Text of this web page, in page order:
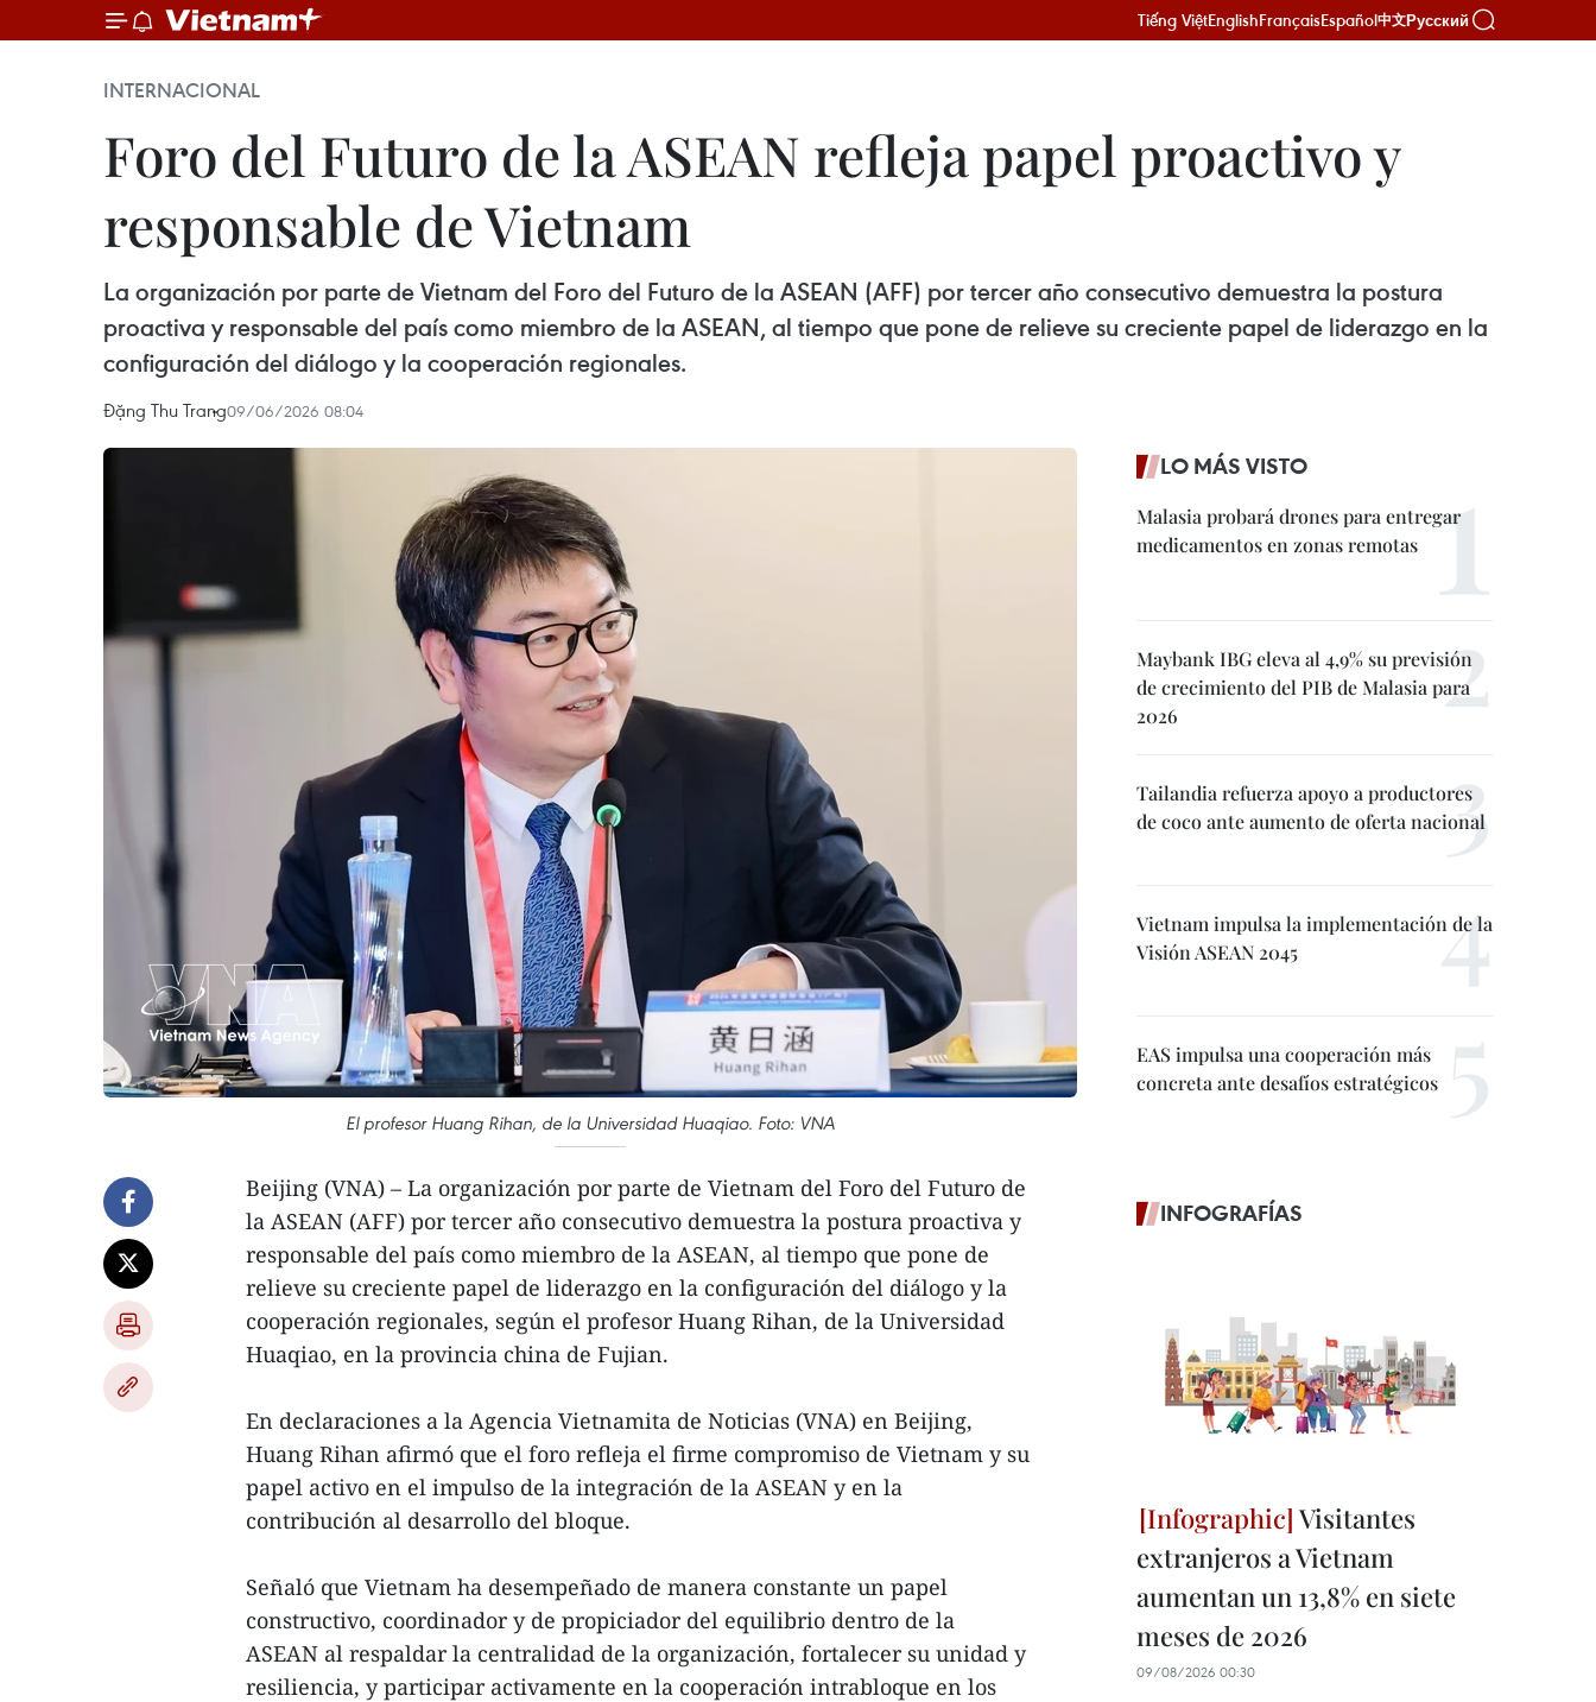
Tiếng ViệtEnglishFrançaisEspañol中文Русский
INTERNACIONAL
Foro del Futuro de la ASEAN refleja papel proactivo y
responsable de Vietnam
La organización por parte de Vietnam del Foro del Futuro de la ASEAN (AFF) por tercer año consecutivo demuestra la postura
proactiva y responsable del país como miembro de la ASEAN, al tiempo que pone de relieve su creciente papel de liderazgo en la
configuración del diálogo y la cooperación regionales.
Đặng Thu Trang09/06/2026 08:04
El profesor Huang Rihan, de la Universidad Huaqiao. Foto: VNA
Beijing (VNA) – La organización por parte de Vietnam del Foro del Futuro de
la ASEAN (AFF) por tercer año consecutivo demuestra la postura proactiva y
responsable del país como miembro de la ASEAN, al tiempo que pone de
relieve su creciente papel de liderazgo en la configuración del diálogo y la
cooperación regionales, según el profesor Huang Rihan, de la Universidad
Huaqiao, en la provincia china de Fujian.
En declaraciones a la Agencia Vietnamita de Noticias (VNA) en Beijing,
Huang Rihan afirmó que el foro refleja el firme compromiso de Vietnam y su
papel activo en el impulso de la integración de la ASEAN y en la
contribución al desarrollo del bloque.
Señaló que Vietnam ha desempeñado de manera constante un papel
constructivo, coordinador y de propiciador del equilibrio dentro de la
ASEAN al respaldar la centralidad de la organización, fortalecer su unidad y
resiliencia, y participar activamente en la cooperación intrabloque en los
LO MÁS VISTO
Malasia probará drones para entregar
medicamentos en zonas remotas
Maybank IBG eleva al 4,9% su previsión
de crecimiento del PIB de Malasia para
2026
Tailandia refuerza apoyo a productores
de coco ante aumento de oferta nacional
Vietnam impulsa la implementación de la
Visión ASEAN 2045
EAS impulsa una cooperación más
concreta ante desafíos estratégicos
INFOGRAFÍAS
Visitantes
extranjeros a Vietnam
aumentan un 13,8% en siete
meses de 2026
09/08/2026 00:30